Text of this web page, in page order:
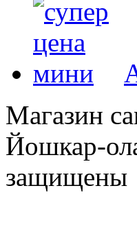
Магазин
Йошкар-
защищены